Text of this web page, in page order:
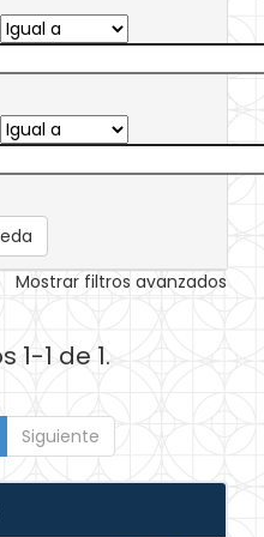
Mostrar filtros avanzados
1-1 de 1.
Siguiente